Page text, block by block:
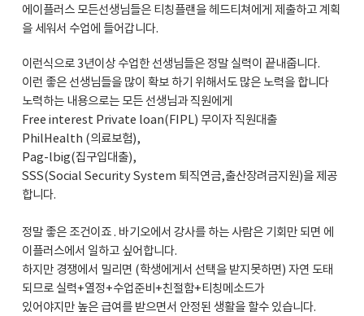
에이플러스 모든선생님들은 티칭플랜을 헤드티쳐에게 제출하고 계획
을 세워서 수업에 들어갑니다.
이런식으로 3년이상 수업한 선생님들은 정말 실력이 끝내줍니다.
이런 좋은 선생님들을 많이 확보 하기 위해서도 많은 노력을 합니다
노력하는 내용으로는 모든 선생님과 직원에게
Free interest Private loan(FIPL) 무이자 직원대출
PhilHealth (의료보험),
Pag-lbig(집구입대출),
SSS(Social Security System 퇴직연금,출산장려금지원)을 제공
합니다.
정말 좋은 조건이죠 . 바기오에서 강사를 하는 사람은 기회만 되면 에
이플러스에서 일하고 싶어합니다.
하지만 경쟁에서 밀리면 (학생에게서 선택을 받지못하면) 자연 도태
되므로 실력+열정+수업준비+친절함+티칭메소드가
있어야지만 높은 급여를 받으면서 안정된 생활을 할수 있습니다.